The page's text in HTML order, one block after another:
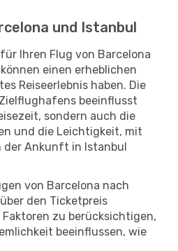
und Istanbul
Ihren Flug von Barcelona
einen erheblichen
Reiseerlebnis haben. Die
beeinflusst
sondern auch die
und die Leichtigkeit, mit
der Ankunft in Istanbul
von Barcelona nach
den Ticketpreis
zu berücksichtigen,
beeinflussen, wie